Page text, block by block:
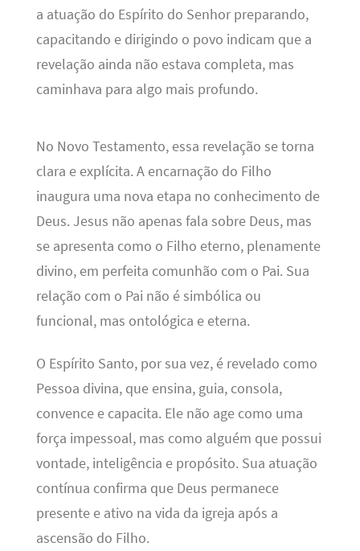
a atuação do Espírito do Senhor preparando,
capacitando e dirigindo o povo indicam que a
revelação ainda não estava completa, mas
caminhava para algo mais profundo.
No Novo Testamento, essa revelação se torna
clara e explícita. A encarnação do Filho
inaugura uma nova etapa no conhecimento de
Deus. Jesus não apenas fala sobre Deus, mas
se apresenta como o Filho eterno, plenamente
divino, em perfeita comunhão com o Pai. Sua
relação com o Pai não é simbólica ou
funcional, mas ontológica e eterna.
O Espírito Santo, por sua vez, é revelado como
Pessoa divina, que ensina, guia, consola,
convence e capacita. Ele não age como uma
força impessoal, mas como alguém que possui
vontade, inteligência e propósito. Sua atuação
contínua confirma que Deus permanece
presente e ativo na vida da igreja após a
ascensão do Filho.